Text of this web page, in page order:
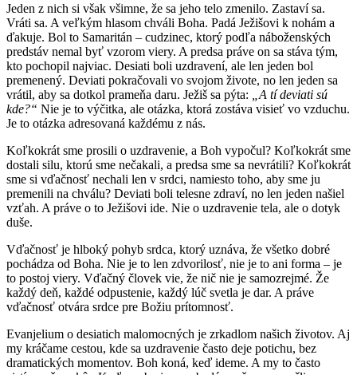
Jeden z nich si však všimne, že sa jeho telo zmenilo. Zastaví sa.
Vráti sa. A veľkým hlasom chváli Boha. Padá Ježišovi k nohám a
ďakuje. Bol to Samaritán – cudzinec, ktorý podľa náboženských
predstáv nemal byť vzorom viery. A predsa práve on sa stáva tým,
kto pochopil najviac. Desiati boli uzdravení, ale len jeden bol
premenený. Deviati pokračovali vo svojom živote, no len jeden sa
vrátil, aby sa dotkol prameňa daru. Ježiš sa pýta:
„A tí deviati sú
kde?“ Nie je to výčitka, ale otázka, ktorá zostáva visieť vo vzduchu.
Je to otázka adresovaná každému z nás.
Koľkokrát sme prosili o uzdravenie, a Boh vypočul? Koľkokrát sme
dostali silu, ktorú sme nečakali, a predsa sme sa nevrátili? Koľkokrát
sme si vďačnosť nechali len v srdci, namiesto toho, aby sme ju
premenili na chválu? Deviati boli telesne zdraví, no len jeden našiel
vzťah. A práve o to Ježišovi ide. Nie o uzdravenie tela, ale o dotyk
duše.
Vďačnosť je hlboký pohyb srdca, ktorý uznáva, že všetko dobré
pochádza od Boha. Nie je to len zdvorilosť, nie je to ani forma – je
to postoj viery. Vďačný človek vie, že nič nie je samozrejmé. Že
každý deň, každé odpustenie, každý lúč svetla je dar. A práve
vďačnosť otvára srdce pre Božiu prítomnosť.
Evanjelium o desiatich malomocných je zrkadlom našich životov. Aj
my kráčame cestou, kde sa uzdravenie často deje potichu, bez
dramatických momentov. Boh koná, keď ideme. A my to často